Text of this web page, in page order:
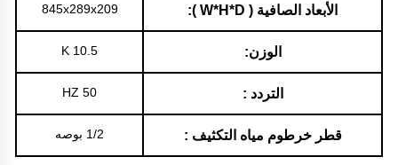
الأبعاد الصافية ( W*H*D ): 845x289x209
الوزن: 10.5 K
التردد : 50 HZ
قطر خرطوم مياه التكثيف : 1/2 بوصه